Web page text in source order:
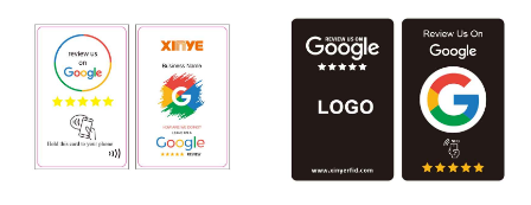
١٤٤٤٣-أ، قابلة لإعادة الكتابة،
بنوعية إن تاغ ٢١٣ أو إن تاغ ٢١٥
أو إن تاغ ٢١٦، تردّد ١٣,٥٦
ميجاهرتز
جوجل لبطاقات NFC